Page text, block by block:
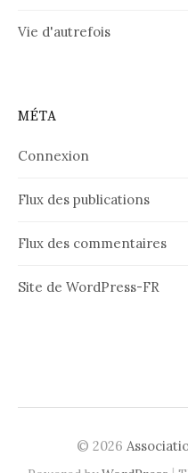
Vie d'autrefois
MÉTA
Connexion
Flux des publications
Flux des commentaires
Site de WordPress-FR
© 2026